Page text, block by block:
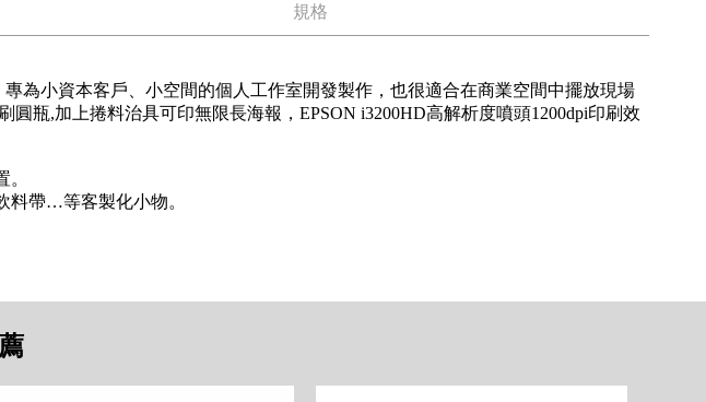
規格
為小資本客戶、小空間的個人工作室開發製作，也很適合在商業空間中擺放現場
瓶,加上捲料治具可印無限長海報，EPSON i3200HD高解析度噴頭1200dpi印刷效
料帶…等客製化小物。